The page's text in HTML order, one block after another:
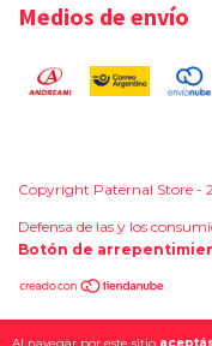
Al navegar por este sitio
Medios de envío
Copyright Paternal Store -
Defensa de las y los
Botón de